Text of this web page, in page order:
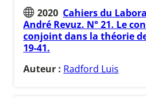
2020 Cahiers du
André Revuz. N° 21. Le
conjoint dans la théorie
19-41.
Auteur : Radford Luis